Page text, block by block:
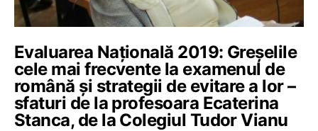
Evaluarea Națională 2019: Greșelile
cele mai frecvente la examenul de
română și strategii de evitare a lor –
sfaturi de la profesoara Ecaterina
Stanca, de la Colegiul Tudor Vianu